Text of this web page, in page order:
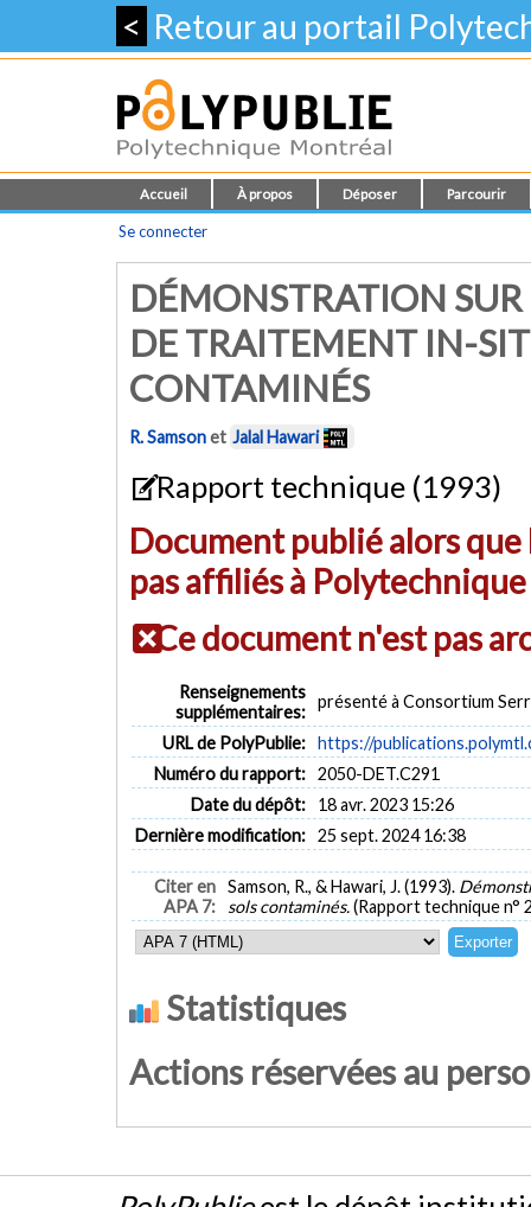
< Retour au portail
Accueil À propos Déposer Parcourir
Se connecter
DÉMONSTRATION
DE TRAITEMENT IN-
CONTAMINÉS
R. Samsonet Jalal Hawari
Rapport technique (1993)
Document publié alors
pas affiliés à
Ce document n'est pas
Renseignements
supplémentaires:
présenté à Consortium
URL de PolyPublie: https://
Numéro du rapport: 2050-DET.C291
Date du dépôt:
18 avr. 2023 15:26
Dernière modification: 25 sept. 2024 16:38
Citer en
APA 7:
Samson, R., & Hawari, J. (1993).
sols contaminés.(Rapport technique n°
Statistiques
Actions réservées au